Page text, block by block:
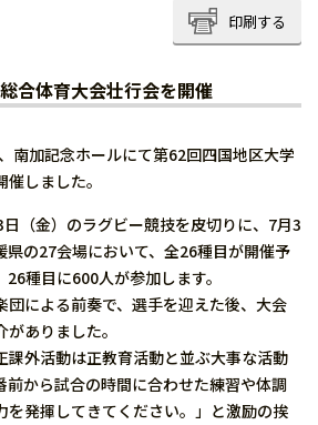
印刷する
合体育大会壮行会を開催
南加記念ホールにて第62回四国地区大学
しました。
（金）のラグビー競技を皮切りに、7月3
県の27会場において、全26種目が開催予
種目に600人が参加します。
による前奏で、選手を迎えた後、大会
ありました。
外活動は正教育活動と並ぶ大事な活動
前から試合の時間に合わせた練習や体調
を発揮してきてください。」と激励の挨